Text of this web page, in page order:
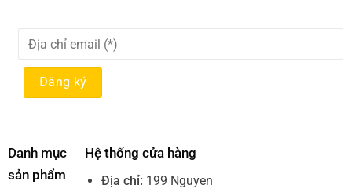
Danh mục
sản phẩm
Hệ thống cửa hàng
Địa chỉ: 199 Nguyen